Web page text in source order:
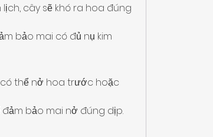
lịch, cây sẽ khó ra hoa đúng
bảo mai có đủ nụ kim
thể nở hoa trước hoặc
bảo mai nở đúng dịp.